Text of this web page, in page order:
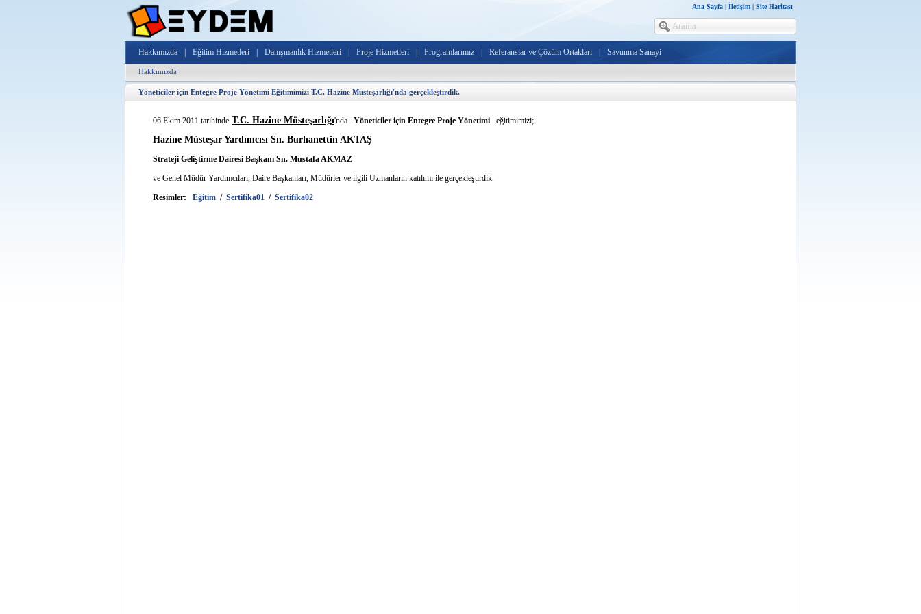
Ana Sayfa | İletişim | Site Haritası
Hakkımızda Eğitim Hizmetleri Danışmanlık Hizmetleri Proje Hizmetleri Programlarımız Referanslar ve Çözüm Ortakları Savunma Sanayi
Hakkımızda
Yöneticiler için Entegre Proje Yönetimi Eğitimimizi T.C. Hazine Müsteşarlığı'nda gerçekleştirdik.
06 Ekim 2011 tarihinde T.C. Hazine Müsteşarlığı'nda Yöneticiler için Entegre Proje Yönetimi eğitimimizi;
Hazine Müsteşar Yardımcısı Sn. Burhanettin AKTAŞ
Strateji Geliştirme Dairesi Başkanı Sn. Mustafa AKMAZ
ve Genel Müdür Yardımcıları, Daire Başkanları, Müdürler ve ilgili Uzmanların katılımı ile gerçekleştirdik.
Resimler:
Eğitim / Sertifika01 / Sertifika02